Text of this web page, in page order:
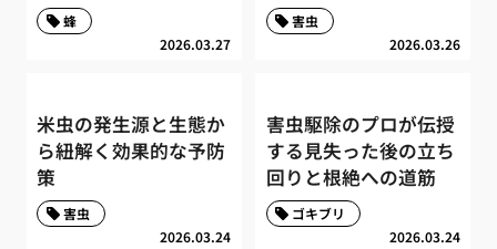
2026.03.27
蜂
2026.03.26
害虫
米虫の発生源と生態か
ら紐解く効果的な予防
策
2026.03.24
害虫
害虫駆除のプロが伝授
する見失った後の立ち
回りと根絶への道筋
2026.03.24
ゴキブリ